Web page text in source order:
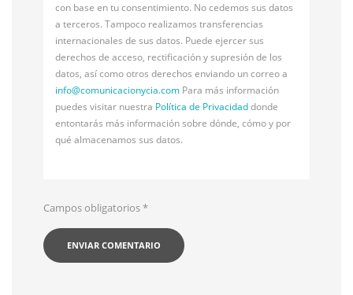
con base en tu consentimiento. No cedemos sus datos
a terceros. Tampoco realizamos transferencias
internacionales de sus datos. Puede ejercer sus
derechos de acceso, rectificación y supresión de los
datos, así como otros derechos enviando un correo a
info@comunicacionycia.com Para más información
puedes visitar nuestra Política de Privacidaddonde
entontarás más información sobre dónde, cómo y por
qué almacenamos sus datos.
Campos obligatorios*